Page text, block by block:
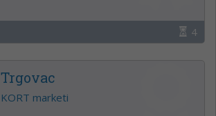
4
Trgovac
KORT marketi